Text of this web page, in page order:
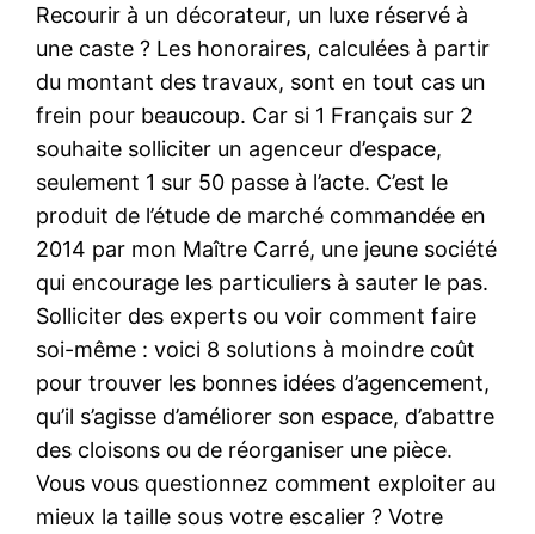
Recourir à un décorateur, un luxe réservé à
une caste ? Les honoraires, calculées à partir
du montant des travaux, sont en tout cas un
frein pour beaucoup. Car si 1 Français sur 2
souhaite solliciter un agenceur d’espace,
seulement 1 sur 50 passe à l’acte. C’est le
produit de l’étude de marché commandée en
2014 par mon Maître Carré, une jeune société
qui encourage les particuliers à sauter le pas.
Solliciter des experts ou voir comment faire
soi-même : voici 8 solutions à moindre coût
pour trouver les bonnes idées d’agencement,
qu’il s’agisse d’améliorer son espace, d’abattre
des cloisons ou de réorganiser une pièce.
Vous vous questionnez comment exploiter au
mieux la taille sous votre escalier ? Votre